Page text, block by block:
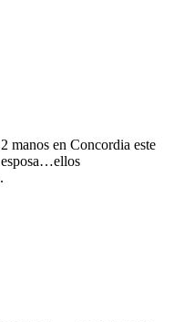
manos en Concordia este
esposa…ellos